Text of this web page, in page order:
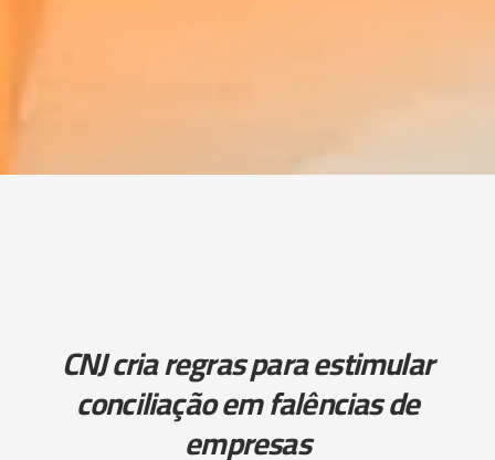
CNJ cria regras para estimular
conciliação em falências de
empresas